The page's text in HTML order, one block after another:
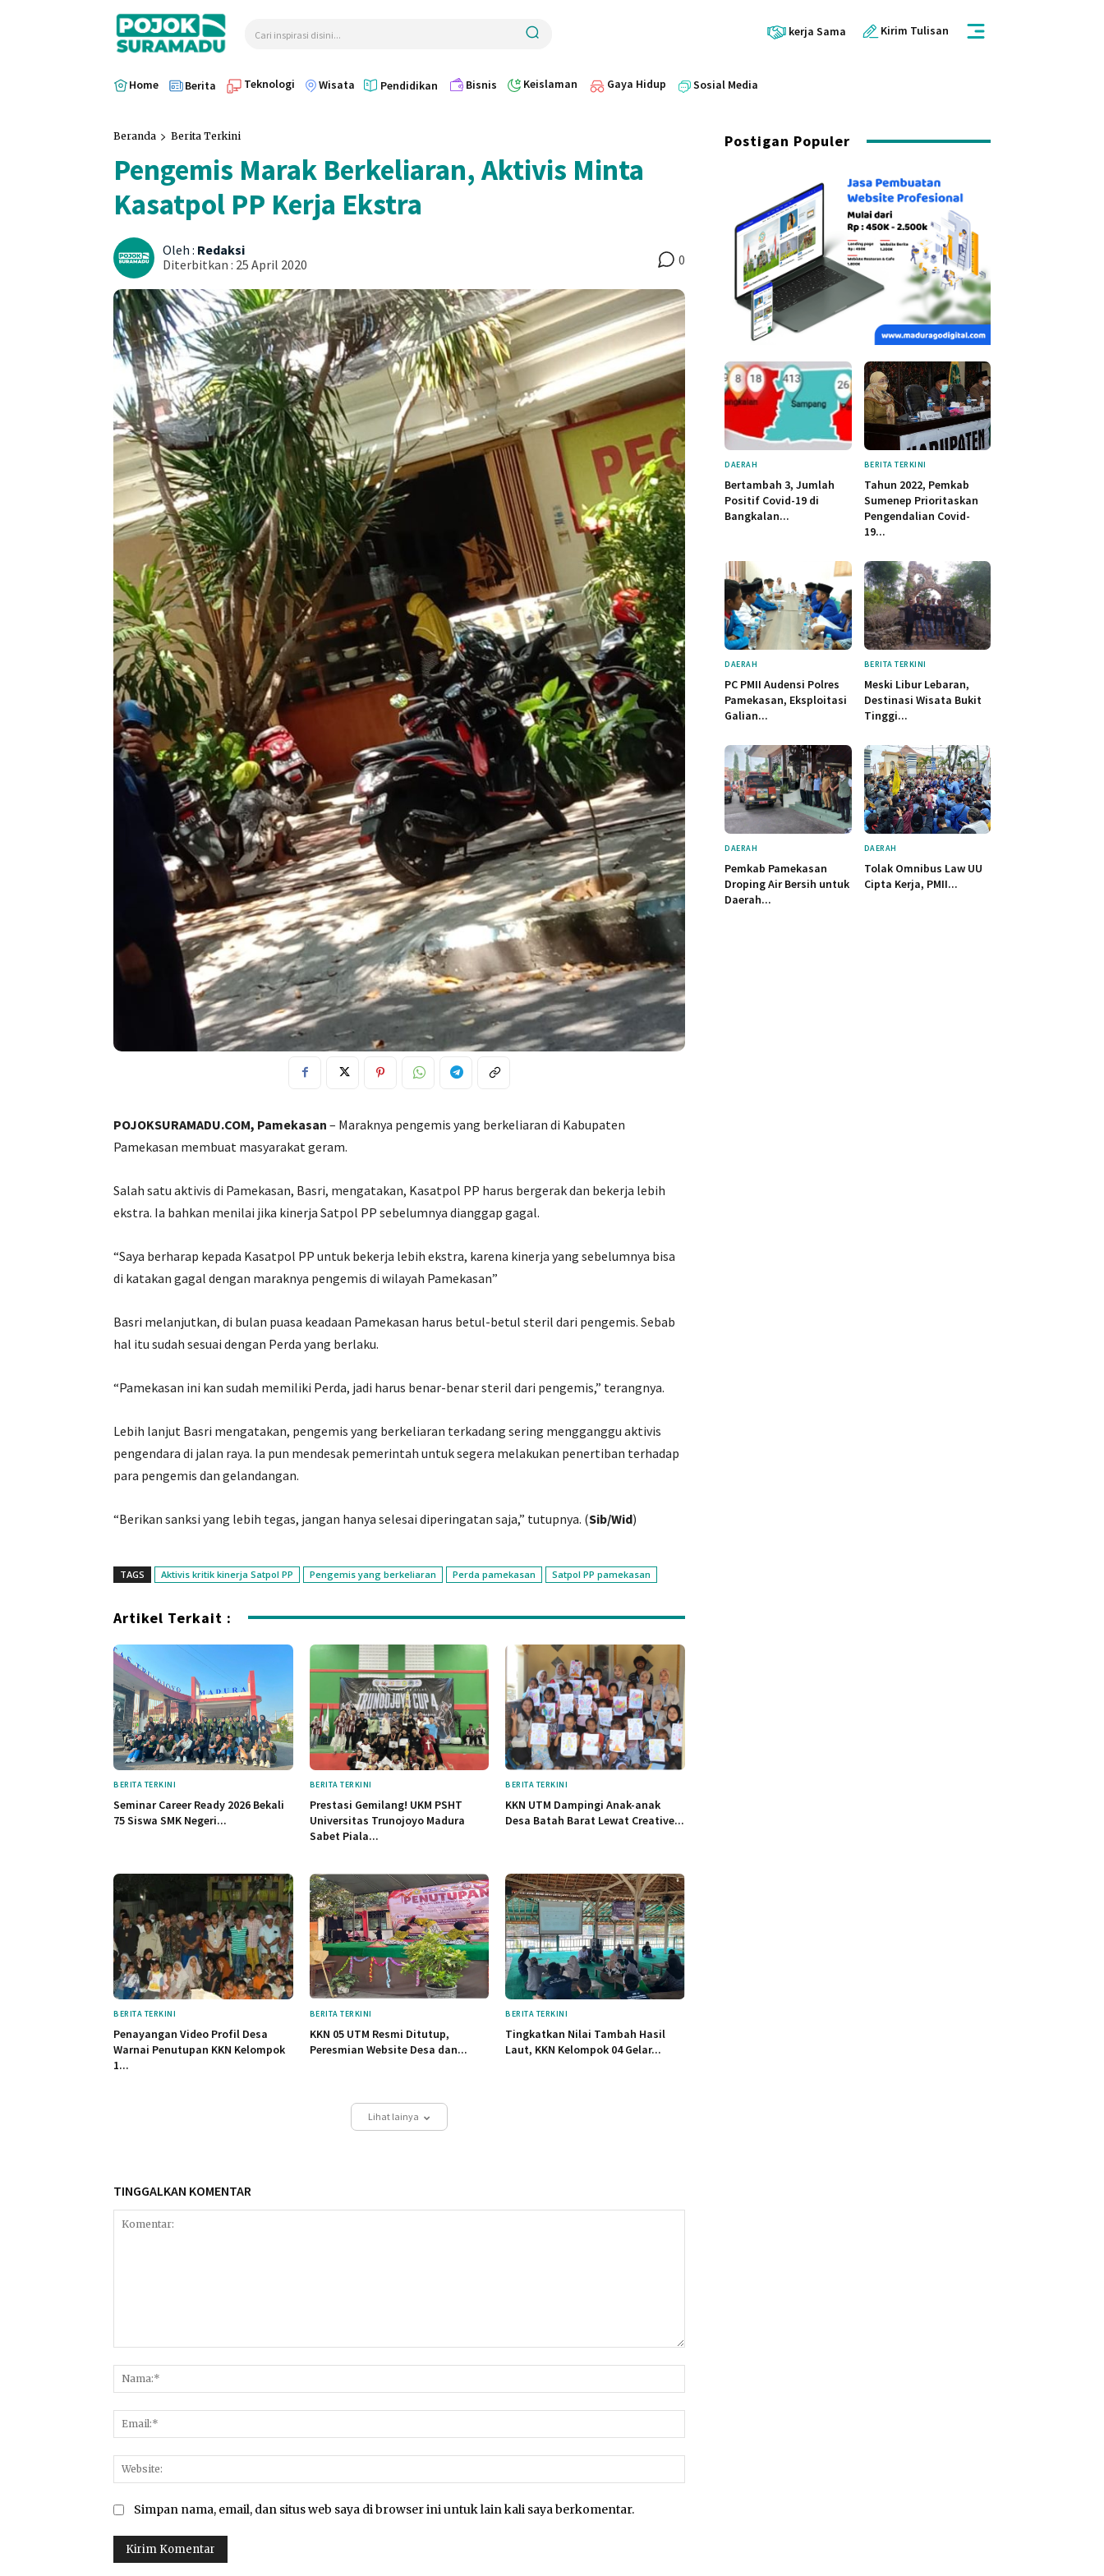
Cari inspirasi disini... kerja Sama Kirim Tulisan
Home Berita Teknologi Wisata Pendidikan Bisnis Keislaman Gaya Hidup Sosial Media
Beranda Berita Terkini
Pengemis Marak Berkeliaran, Aktivis Minta
Kasatpol PP Kerja Ekstra
Oleh : Redaksi
Diterbitkan : 25 April 2020 0
POJOKSURAMADU.COM, Pamekasan – Maraknya pengemis yang berkeliaran di Kabupaten
Pamekasan membuat masyarakat geram.
Salah satu aktivis di Pamekasan, Basri, mengatakan, Kasatpol PP harus bergerak dan bekerja lebih
ekstra. Ia bahkan menilai jika kinerja Satpol PP sebelumnya dianggap gagal.
“Saya berharap kepada Kasatpol PP untuk bekerja lebih ekstra, karena kinerja yang sebelumnya bisa
di katakan gagal dengan maraknya pengemis di wilayah Pamekasan”
Basri melanjutkan, di bulan puasa keadaan Pamekasan harus betul-betul steril dari pengemis. Sebab
hal itu sudah sesuai dengan Perda yang berlaku.
“Pamekasan ini kan sudah memiliki Perda, jadi harus benar-benar steril dari pengemis,” terangnya.
Lebih lanjut Basri mengatakan, pengemis yang berkeliaran terkadang sering mengganggu aktivis
pengendara di jalan raya. Ia pun mendesak pemerintah untuk segera melakukan penertiban terhadap
para pengemis dan gelandangan.
“Berikan sanksi yang lebih tegas, jangan hanya selesai diperingatan saja,” tutupnya. (Sib/Wid)
TAGS Aktivis kritik kinerja Satpol PP Pengemis yang berkeliaran Perda pamekasan Satpol PP pamekasan
Artikel Terkait :
BERITA TERKINI
Seminar Career Ready 2026 Bekali
75 Siswa SMK Negeri...
BERITA TERKINI
Prestasi Gemilang! UKM PSHT
Universitas Trunojoyo Madura
Sabet Piala...
BERITA TERKINI
KKN UTM Dampingi Anak-anak
Desa Batah Barat Lewat Creative...
BERITA TERKINI
Penayangan Video Profil Desa
Warnai Penutupan KKN Kelompok
1...
BERITA TERKINI
KKN 05 UTM Resmi Ditutup,
Peresmian Website Desa dan...
BERITA TERKINI
Tingkatkan Nilai Tambah Hasil
Laut, KKN Kelompok 04 Gelar...
Lihat lainya
TINGGALKAN KOMENTAR
Simpan nama, email, dan situs web saya di browser ini untuk lain kali saya berkomentar.
Postigan Populer
DAERAH
Bertambah 3, Jumlah
Positif Covid-19 di
Bangkalan...
BERITA TERKINI
Tahun 2022, Pemkab
Sumenep Prioritaskan
Pengendalian Covid-
19...
DAERAH
PC PMII Audensi Polres
Pamekasan, Eksploitasi
Galian...
BERITA TERKINI
Meski Libur Lebaran,
Destinasi Wisata Bukit
Tinggi...
DAERAH
Pemkab Pamekasan
Droping Air Bersih untuk
Daerah...
DAERAH
Tolak Omnibus Law UU
Cipta Kerja, PMII...